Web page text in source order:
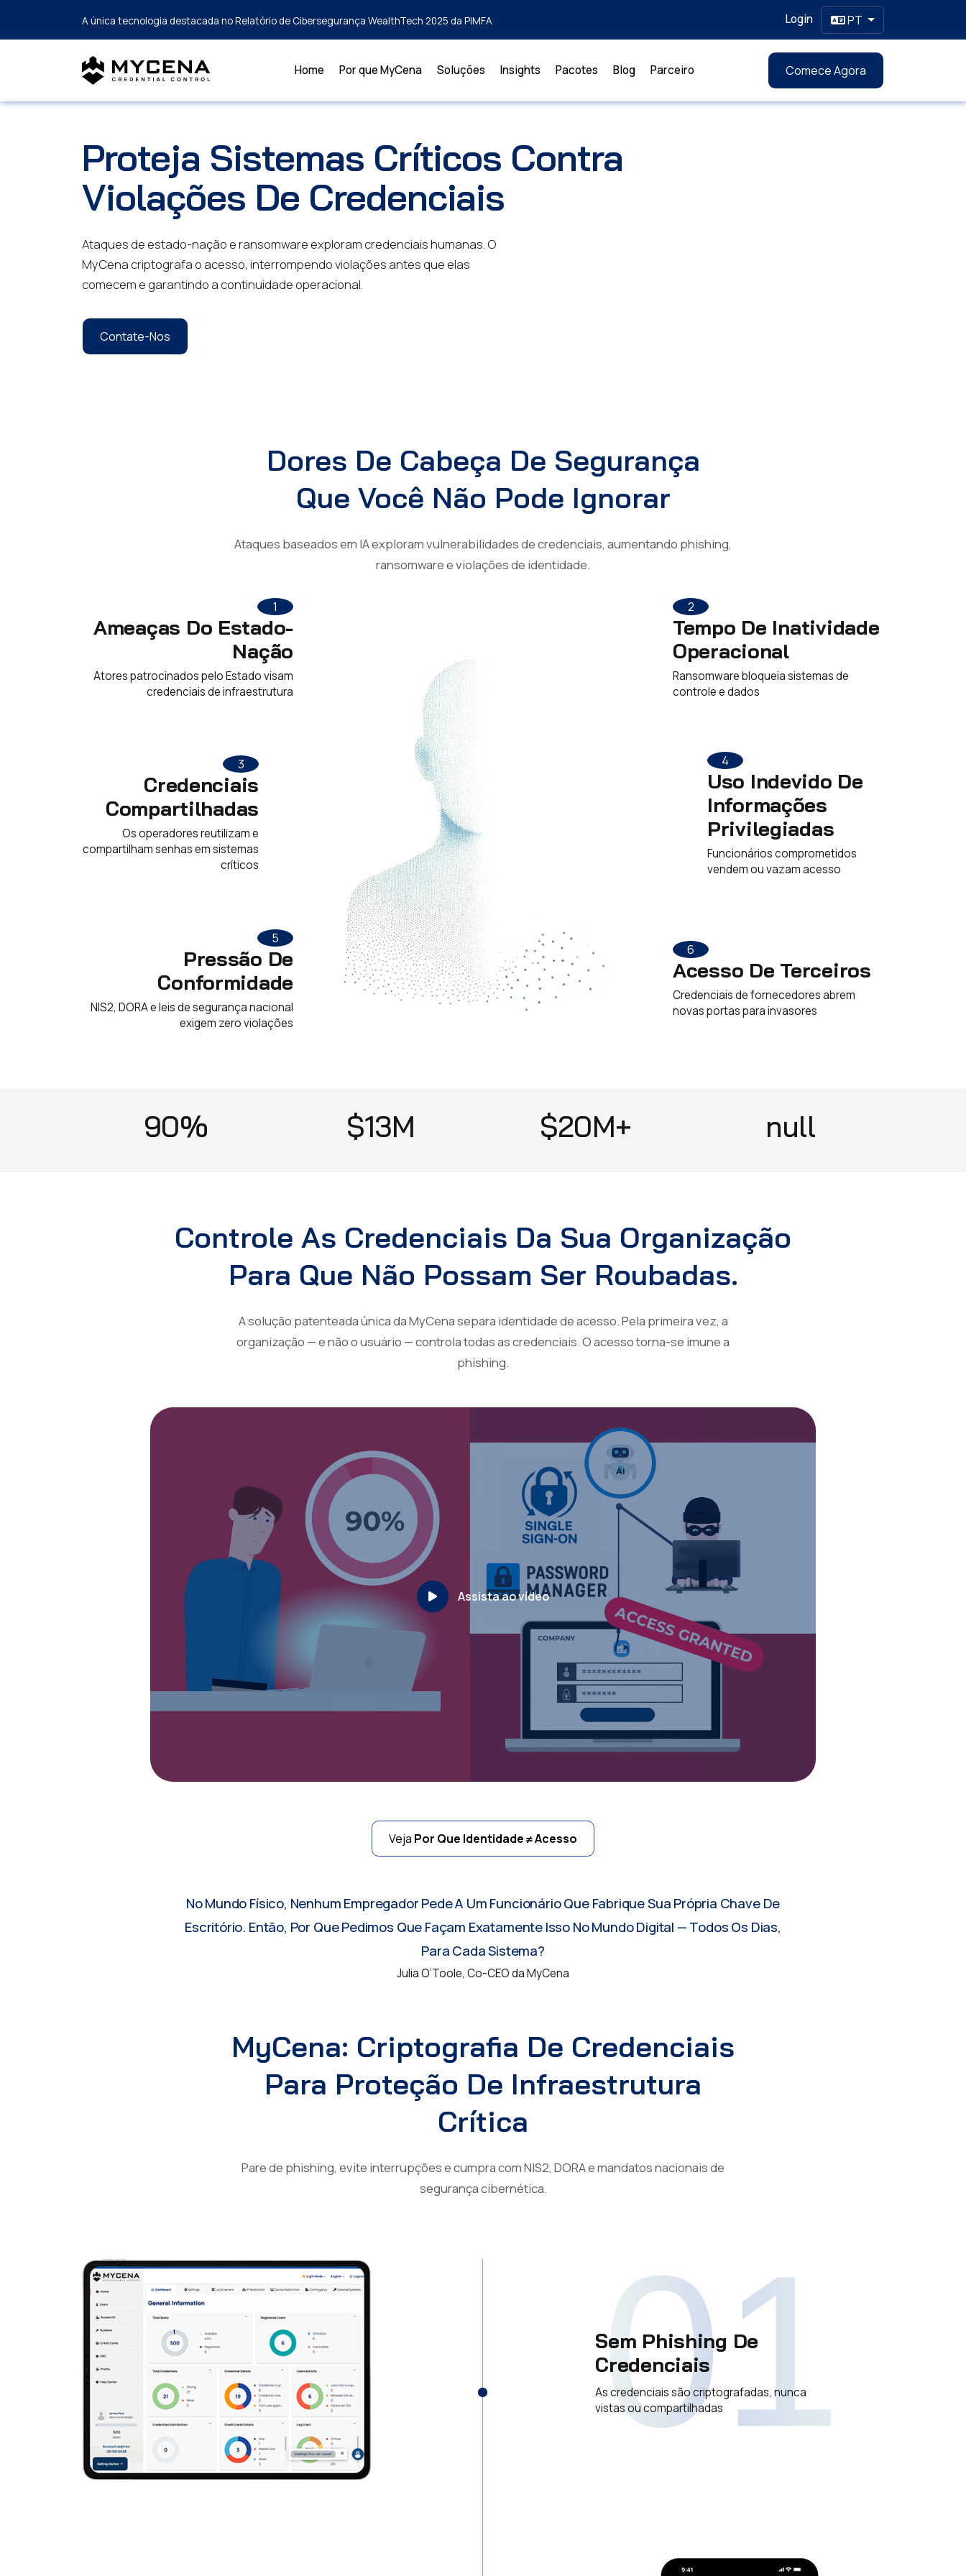
A única tecnologia destacada no Relatório de Cibersegurança WealthTech 2025 da PIMFA Login PT
Home Por que MyCena Soluções Insights Pacotes Blog Parceiro Comece Agora
Proteja Sistemas Críticos Contra
Violações De Credenciais
Ataques de estado-nação e ransomware exploram credenciais humanas. O
MyCena criptografa o acesso, interrompendo violações antes que elas
comecem e garantindo a continuidade operacional.
Contate-Nos
Dores De Cabeça De Segurança
Que Você Não Pode Ignorar
Ataques baseados em IA exploram vulnerabilidades de credenciais, aumentando phishing,
ransomware e violações de identidade.
1
Ameaças Do Estado-
Nação
Atores patrocinados pelo Estado visam
credenciais de infraestrutura
2
Tempo De Inatividade
Operacional
Ransomware bloqueia sistemas de
controle e dados
3
Credenciais
Compartilhadas
Os operadores reutilizam e
compartilham senhas em sistemas
críticos
4
Uso Indevido De
Informações
Privilegiadas
Funcionários comprometidos
vendem ou vazam acesso
5
Pressão De
Conformidade
NIS2, DORA e leis de segurança nacional
exigem zero violações
6
Acesso De Terceiros
Credenciais de fornecedores abrem
novas portas para invasores
90% $13M $20M+ null
Controle As Credenciais Da Sua Organização
Para Que Não Possam Ser Roubadas.
A solução patenteada única da MyCena separa identidade de acesso. Pela primeira vez, a
organização — e não o usuário — controla todas as credenciais. O acesso torna-se imune a
phishing.
Assista ao vídeo
Veja Por Que Identidade ≠ Acesso
No Mundo Físico, Nenhum Empregador Pede A Um Funcionário Que Fabrique Sua Própria Chave De
Escritório. Então, Por Que Pedimos Que Façam Exatamente Isso No Mundo Digital — Todos Os Dias,
Para Cada Sistema?
Julia O’Toole, Co-CEO da MyCena
MyCena: Criptografia De Credenciais
Para Proteção De Infraestrutura
Crítica
Pare de phishing, evite interrupções e cumpra com NIS2, DORA e mandatos nacionais de
segurança cibernética.
01
Sem Phishing De
Credenciais
As credenciais são criptografadas, nunca
vistas ou compartilhadas